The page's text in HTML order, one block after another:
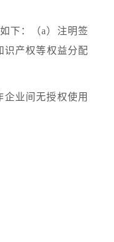
下：（a）注明签
识产权等权益分配
企业间无授权使用